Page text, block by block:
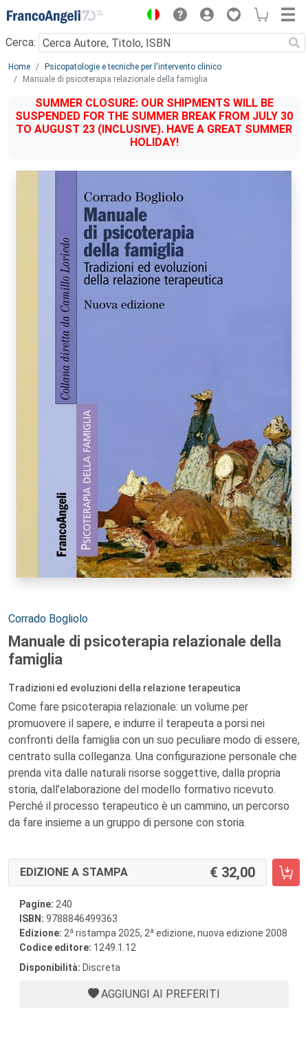
Menu
Cerca:
Main content
Home
Psicopatologie e tecniche per l'intervento clinico
Manuale di psicoterapia relazionale della famiglia
SUMMER CLOSURE: OUR SHIPMENTS WILL BE
SUSPENDED FOR THE SUMMER BREAK FROM JULY 30
TO AUGUST 23 (INCLUSIVE). HAVE A GREAT SUMMER
HOLIDAY!
Autori:
Corrado Bogliolo
Manuale di psicoterapia relazionale della
famiglia
Tradizioni ed evoluzioni della relazione terapeutica
Come fare psicoterapia relazionale: un volume per
promuovere il sapere, e indurre il terapeuta a porsi nei
confronti della famiglia con un suo peculiare modo di essere,
centrato sulla colleganza. Una configurazione personale che
prenda vita dalle naturali risorse soggettive, dalla propria
storia, dall’elaborazione del modello formativo ricevuto.
Perché il processo terapeutico è un cammino, un percorso
da fare insieme a un gruppo di persone con storia.
EDIZIONE A STAMPA 32,00
Pagine: 240
ISBN: 9788846499363
Edizione: 2a ristampa 2025, 2a edizione, nuova edizione 2008
Codice editore: 1249.1.12
Disponibilità: Discreta
AGGIUNGI AI PREFERITI